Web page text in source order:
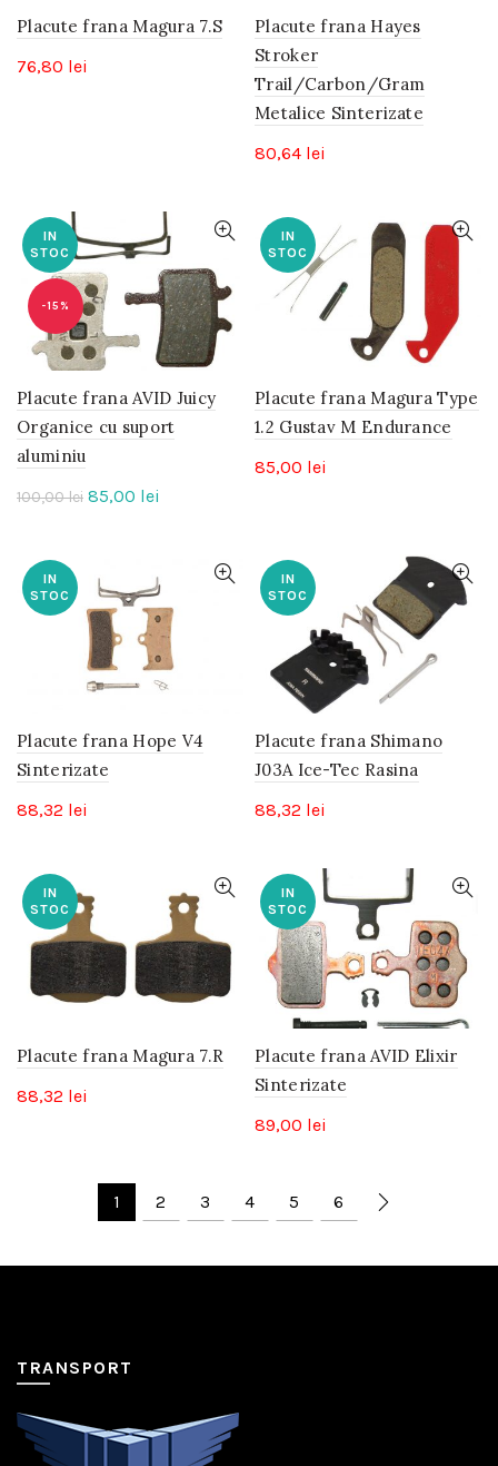
Placute frana Magura 7.S
76,80 lei
Placute frana Hayes
Stroker
Trail/Carbon/Gram
Metalice Sinterizate
80,64 lei
-15%
IN
STOC
Placute frana AVID Juicy
Organice cu suport
aluminiu
100,00lei Prețul
fost:
100,00 lei.
85,00 lei
85,00 lei.
IN
STOC
Placute frana Magura Type
1.2 Gustav M Endurance
85,00 lei
IN
STOC
Placute frana Hope V4
Sinterizate
88,32 lei
IN
STOC
Placute frana Shimano
J03A Ice-Tec Rasina
88,32 lei
IN
STOC
Placute frana Magura 7.R
88,32 lei
IN
STOC
Placute frana AVID Elixir
Sinterizate
89,00 lei
1 2 3 4 5 6
TRANSPORT